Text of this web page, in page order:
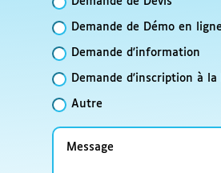
Demande de Démo en ligne
Demande d'information
Demande d'inscription à
Autre
Message